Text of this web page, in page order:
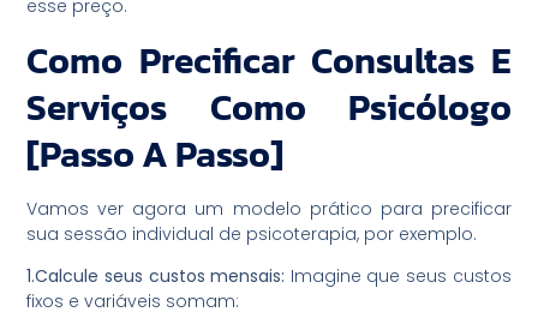
esse preço.
Como Precificar Consultas E
Serviços Como Psicólogo
[Passo A Passo]
Vamos ver agora um modelo prático para precificar
sua sessão individual de psicoterapia, por exemplo.
1.Calcule seus custos mensais: Imagine que seus custos
fixos e variáveis somam: